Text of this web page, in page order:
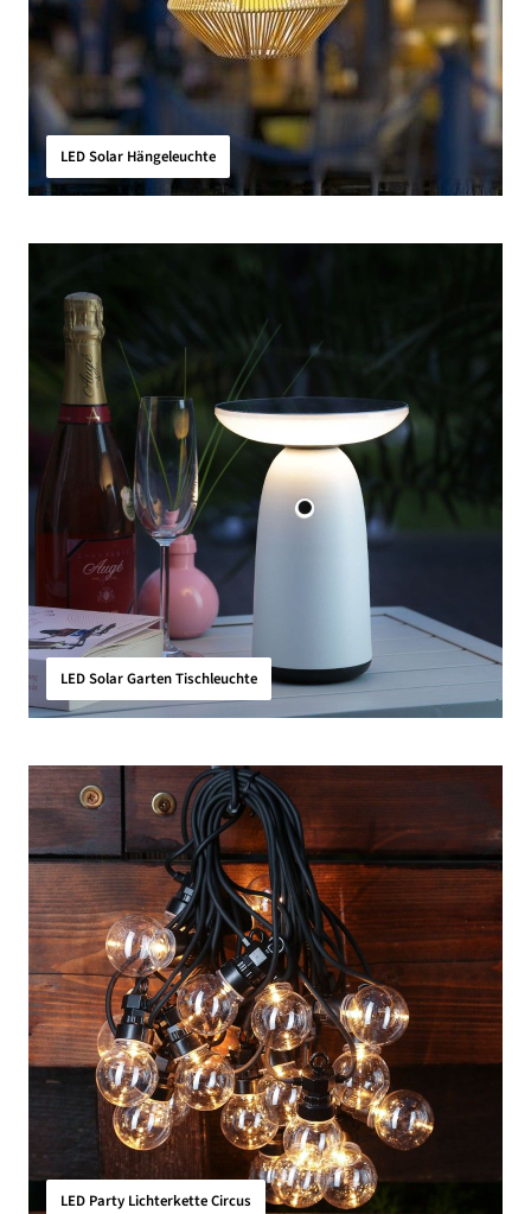
LED Solar Hängeleuchte
LED Solar Garten Tischleuchte
LED Party Lichterkette Circus